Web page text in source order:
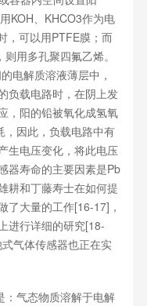
KOH、KHCO3作为电
，可以用PTFE膜；而
用多孔聚四氟乙烯。
电解质溶液薄层中，
负载电路时，在阴上发
，阳的铅被氧化成氢氧
，因此，负载电路中有
生电压变化，将此电压
器寿命的主要因素是Pb
耕和丁藤寿士在如何提
了大量的工作[16-17]，
进行详细的研究[18-
气体传感器也正在实
气态物质溶解于电解